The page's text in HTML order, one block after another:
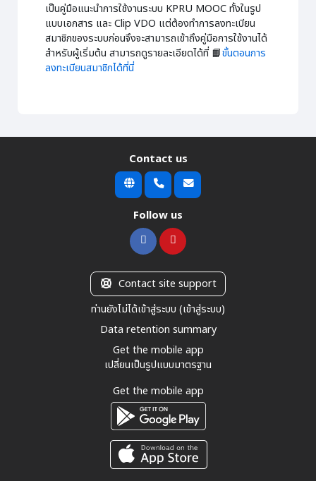
เป็นคู่มือแนะนำการใช้งานระบบ KPRU MOOC ทั้งในรูป
แบบเอกสาร และ Clip VDO แต่ต้องทำการลงทะเบียน
สมาชิกของระบบก่อนจึงจะสามารถเข้าถึงคู่มือการใช้งานได้
สำหรับผู้เริ่มต้น สามารถดูรายละเอียดได้ที่ 📙ขั้นตอนการ
ลงทะเบียนสมาชิกได้ที่นี่
Contact us
Follow us
Contact site support
ท่านยังไม่ได้เข้าสู่ระบบ (เข้าสู่ระบบ)
Data retention summary
Get the mobile app
เปลี่ยนเป็นรูปแบบมาตรฐาน
Get the mobile app